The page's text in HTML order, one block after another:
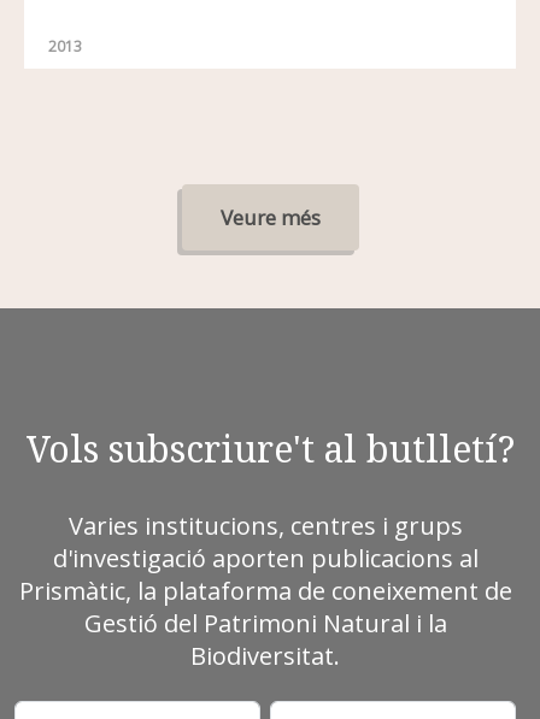
2013
Veure més
Vols subscriure't al butlletí?
Varies institucions, centres i grups
d'investigació aporten publicacions al
Prismàtic, la plataforma de coneixement de
Gestió del Patrimoni Natural i la
Biodiversitat.
Nom Cognoms